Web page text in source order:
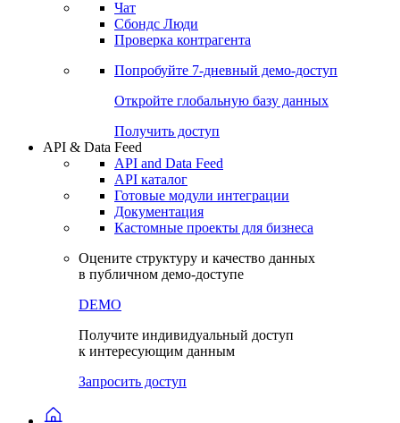
Мобильное приложение Cbonds
Облигационный калькулятор
Сохраненные запросы
Чат
Проверка контрагента
Попробуйте7-дневный
Откройте глобальную базу данных
Получить доступ
API & Data Feed
API and Data Feed
Готовые модули интеграции
Документация
в публичном демо-доступе